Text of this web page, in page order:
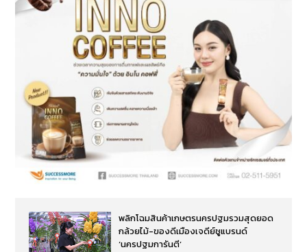
พลิกโฉมสินค้าเกษตรนครปฐมรวมสุดยอด
กล้วยไม้-ของดีเมืองเจดีย์ชูแบรนด์
‘นครปฐมการันตี’